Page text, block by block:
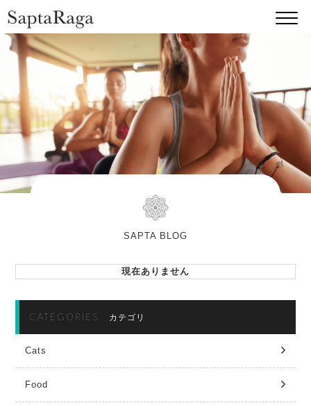
SAPTA BLOG
現在ありません
CATEGORIES カテゴリ
Cats
Food